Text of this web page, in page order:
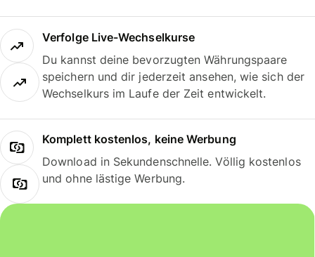
Verfolge Live-Wechselkurse
Du kannst deine bevorzugten Währungspaare
speichern und dir jederzeit ansehen, wie sich der
Wechselkurs im Laufe der Zeit entwickelt.
Komplett kostenlos, keine Werbung
Download in Sekundenschnelle. Völlig kostenlos
und ohne lästige Werbung.